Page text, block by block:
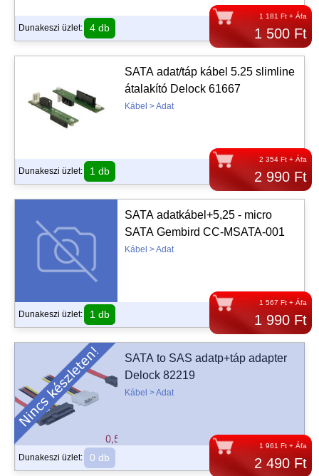
1 181 Ft + Áfa
1 500 Ft
Dunakeszi üzlet: 4 db
2 354 Ft + Áfa
2 990 Ft
SATA adat/táp kábel 5.25 slimline
átalakító Delock 61667
Kábel > Adat
Dunakeszi üzlet: 1 db
1 567 Ft + Áfa
1 990 Ft
SATA adatkábel+5,25 - micro
SATA Gembird CC-MSATA-001
Kábel > Adat
Dunakeszi üzlet: 1 db
1 961 Ft + Áfa
2 490 Ft
SATA to SAS adatp+táp adapter
Delock 82219
Kábel > Adat
Dunakeszi üzlet: 0 db